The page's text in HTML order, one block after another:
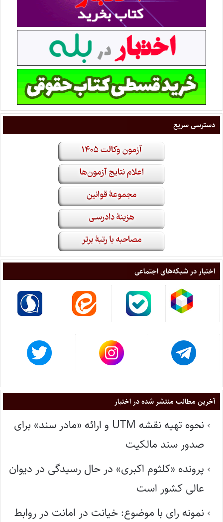
دسترسی سریع
اختبار در شبکه‌های اجتماعی
آخرین مطالب منتشر شده در اختبار
نحوه تهیه نقشه UTM و ارائه «مادر سند» برای
صدور سند مالکیت
پرونده «کلثوم اکبری» در حال رسیدگی در دیوان
عالی کشور است
نمونه رای با موضوع: خیانت در امانت در روابط